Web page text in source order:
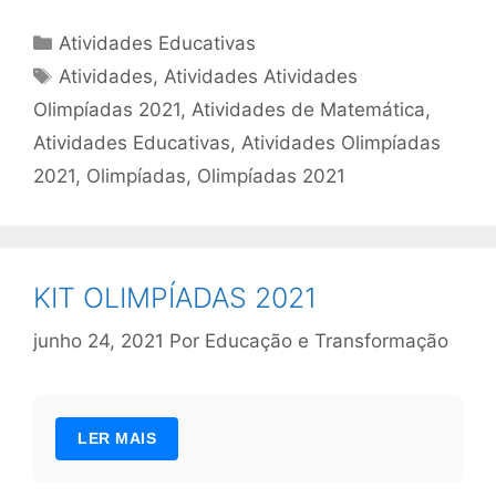
Categorias
Atividades Educativas
Tags
Atividades,Atividades Atividades
Olimpíadas 2021, Atividades de Matemática,
Atividades Educativas, Atividades Olimpíadas
2021, Olimpíadas, Olimpíadas 2021
KIT OLIMPÍADAS 2021
junho 24, 2021 Por Educação e Transformação
LER MAIS